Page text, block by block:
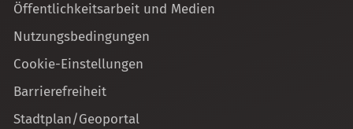
Öffentlichkeitsarbeit und Medien
Nutzungsbedingungen
Cookie-Einstellungen
Barrierefreiheit
Stadtplan/Geoportal